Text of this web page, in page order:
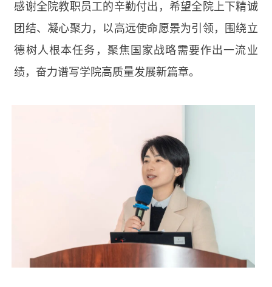
感谢全院教职员工的辛勤付出，希望全院上下精诚
团结、凝心聚力，以高远使命愿景为引领，围绕立
德树人根本任务，聚焦国家战略需要作出一流业
绩，奋力谱写学院高质量发展新篇章。